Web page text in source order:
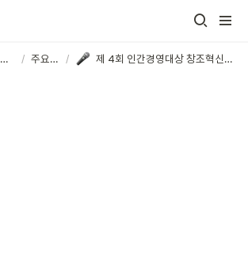
언론보도 / 주요기사 / 제 4회 인간경영대상 창조혁신부문 텔스타-홈멜 임병훈 회장 / 2023.01